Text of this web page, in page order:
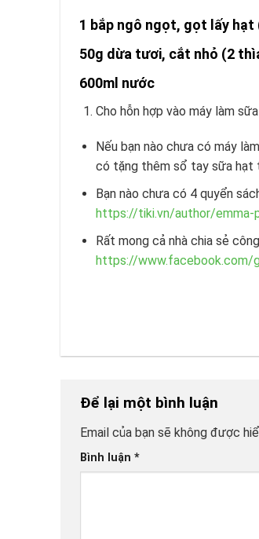
1 bắp ngô ngọt, gọt lấy hạt
50g dừa tươi, cắt nhỏ (2
600ml nước
Cho hỗn hợp vào máy làm
Nếu bạn nào chưa có máy
có tặng thêm sổ tay sữa hạt
Bạn nào chưa có 4 quyển
https://tiki.vn/author/emma-
Rất mong cả nhà chia sẻ
https://www.facebook.com/
Để lại một bình luận
Email của bạn sẽ không được
Bình luận *